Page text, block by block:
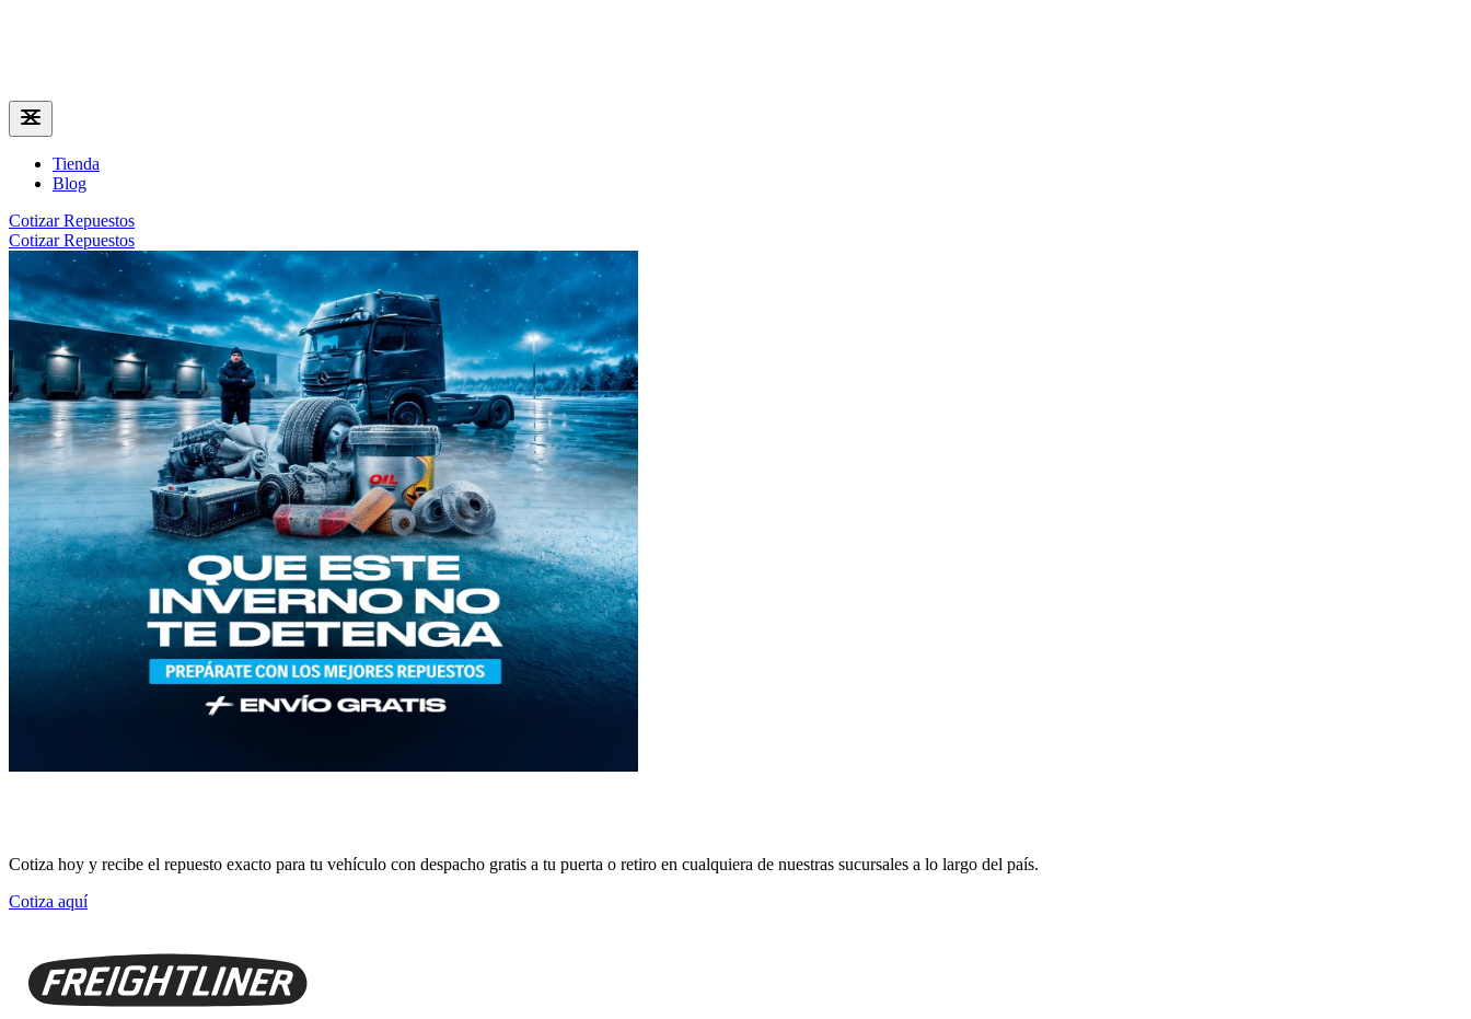
Tienda
Blog
Cotizar Repuestos
Cotizar Repuestos
Cotiza hoy y recibe el repuesto exacto para tu vehículo con despacho gratis a tu puerta o retiro en cualquiera de nuestras sucursales a lo largo del país.
Cotiza aquí